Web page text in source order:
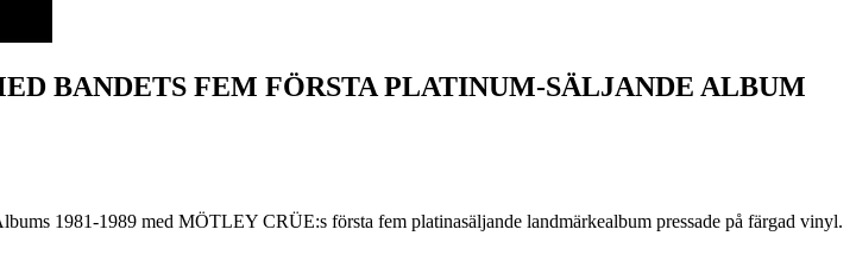
BANDETS FEM FÖRSTA PLATINUM-SÄLJANDE ALBUM
1981-1989 med MÖTLEY CRÜE:s första fem platinasäljande landmärkealbum pressade på färgad vinyl.